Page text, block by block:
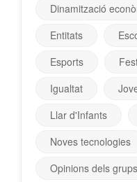
Dinamització
Entitats
Esports
Igualtat
Llar d'Infants
Noves tecnologies
Opinions dels